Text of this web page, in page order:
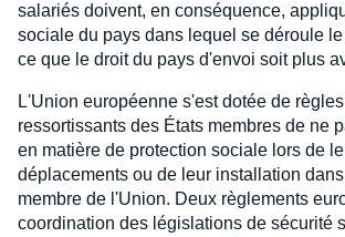
salariés doivent, en conséquence,
sociale du pays dans lequel se déroule le
ce que le droit du pays d'envoi soit plus
L'Union européenne s'est dotée de
ressortissants des États membres de ne
en matière de protection sociale lors de
déplacements ou de leur installation
membre de l'Union. Deux règlements
coordination des législations de sécurité